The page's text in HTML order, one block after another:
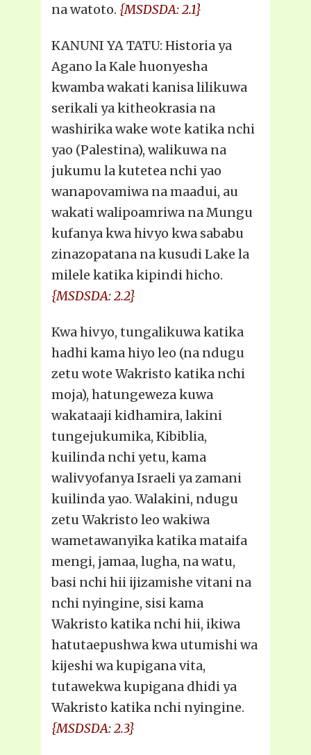
na watoto. {MSDSDA: 2.1}
KANUNI YA TATU: Historia ya
Agano la Kale huonyesha
kwamba wakati kanisa lilikuwa
serikali ya kitheokrasia na
washirika wake wote katika nchi
yao (Palestina), walikuwa na
jukumu la kutetea nchi yao
wanapovamiwa na maadui, au
wakati walipoamriwa na Mungu
kufanya kwa hivyo kwa sababu
zinazopatana na kusudi Lake la
milele katika kipindi hicho.
{MSDSDA: 2.2}
Kwa hivyo, tungalikuwa katika
hadhi kama hiyo leo (na ndugu
zetu wote Wakristo katika nchi
moja), hatungeweza kuwa
wakataaji kidhamira, lakini
tungejukumika, Kibiblia,
kuilinda nchi yetu, kama
walivyofanya Israeli ya zamani
kuilinda yao. Walakini, ndugu
zetu Wakristo leo wakiwa
wametawanyika katika mataifa
mengi, jamaa, lugha, na watu,
basi nchi hii ijizamishe vitani na
nchi nyingine, sisi kama
Wakristo katika nchi hii, ikiwa
hatutaepushwa kwa utumishi wa
kijeshi wa kupigana vita,
tutawekwa kupigana dhidi ya
Wakristo katika nchi nyingine.
{MSDSDA: 2.3}